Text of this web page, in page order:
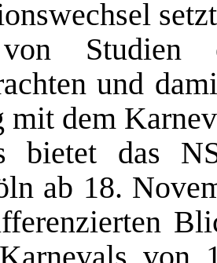
Studien
und
mit dem
bietet das
ab 18.